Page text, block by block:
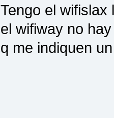
Tengo el
el wifiway no
q me indiquen